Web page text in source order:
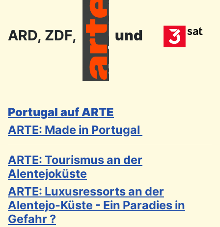
ARD, ZDF, und
Portugal auf ARTE
ARTE: Made in Portugal
ARTE: Tourismus an der
Alentejoküste
ARTE: Luxusressorts an der
Alentejo-Küste - Ein Paradies in
Gefahr ?